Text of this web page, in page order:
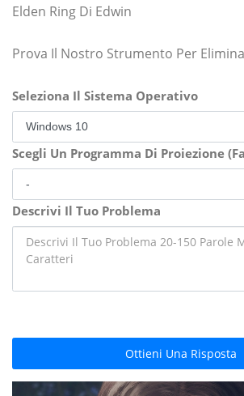
Elden Ring Di Edwin
Prova Il Nostro Strumento Per
Seleziona Il Sistema Operativo
Scegli Un Programma Di Proiezione
Descrivi Il Tuo Problema
Ottieni Una Risposta